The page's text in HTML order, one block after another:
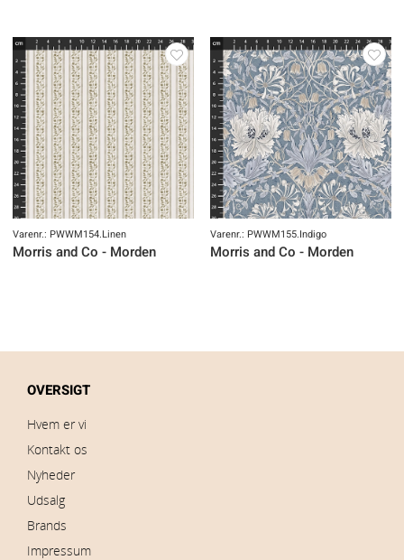
Varenr.: PWWM154.Linen
Morris and Co - Morden
Varenr.: PWWM155.Indigo
Morris and Co - Morden
OVERSIGT
Hvem er vi
Kontakt os
Nyheder
Udsalg
Brands
Impressum